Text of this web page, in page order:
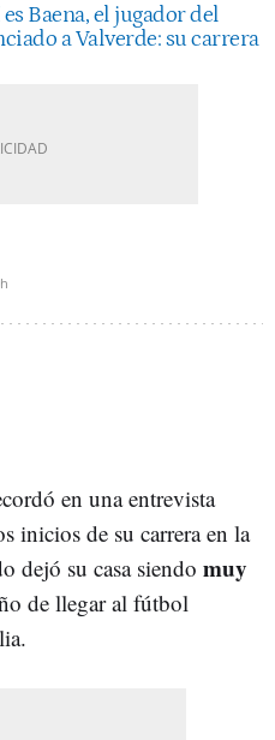
Baena, el jugador del
a Valverde: su carrera
en una entrevista
inicios de su carrera en la
dejó su casa siendo muy
de llegar al fútbol